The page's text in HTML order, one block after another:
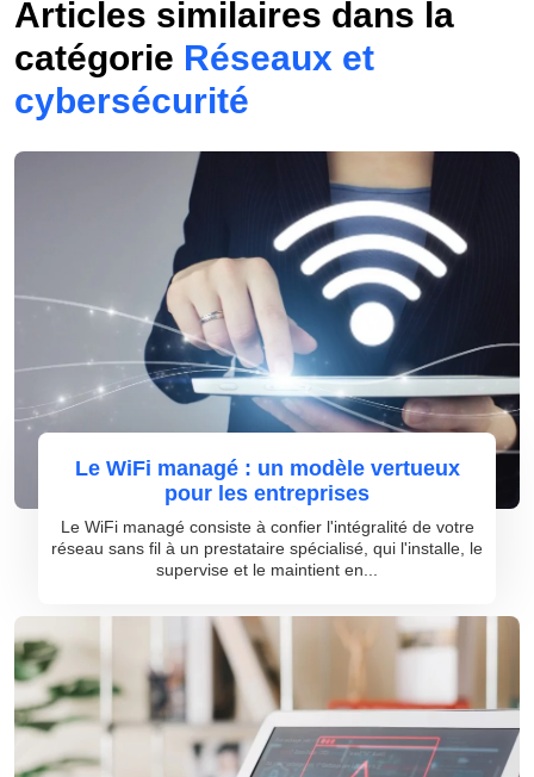
Articles similaires dans la
catégorie Réseaux et
cybersécurité
Le WiFi managé : un modèle vertueux
pour les entreprises
Le WiFi managé consiste à confier l'intégralité de votre
réseau sans fil à un prestataire spécialisé, qui l'installe, le
supervise et le maintient en...